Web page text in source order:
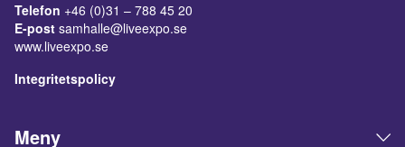
Telefon +46 (0)31 – 788 45 20
E-post samhalle@liveexpo.se
www.liveexpo.se
Integritetspolicy
Meny